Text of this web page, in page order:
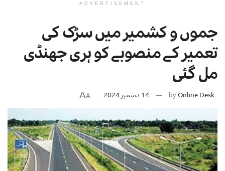
ADVERTISEMENT
جموں و کشمیر میں سڑک کی
تعمیر کے منصوبے کو ہری جھنڈی
مل گئی
byOnline Desk 14 دسمبر 2024 A
A